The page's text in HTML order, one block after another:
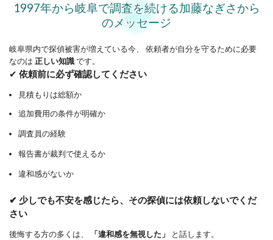
1997年から岐阜で調査を続ける加藤なぎさから
のメッセージ
岐阜県内で探偵被害が増えている今、 依頼者が自分を守るために必要
なのは 正しい知識です。
✔ 依頼前に必ず確認してください
見積もりは総額か
追加費用の条件が明確か
調査員の経験
報告書が裁判で使えるか
違和感がないか
✔ 少しでも不安を感じたら、その探偵には依頼しないでくだ
さい
後悔する方の多くは、 「違和感を無視した」 と話します。